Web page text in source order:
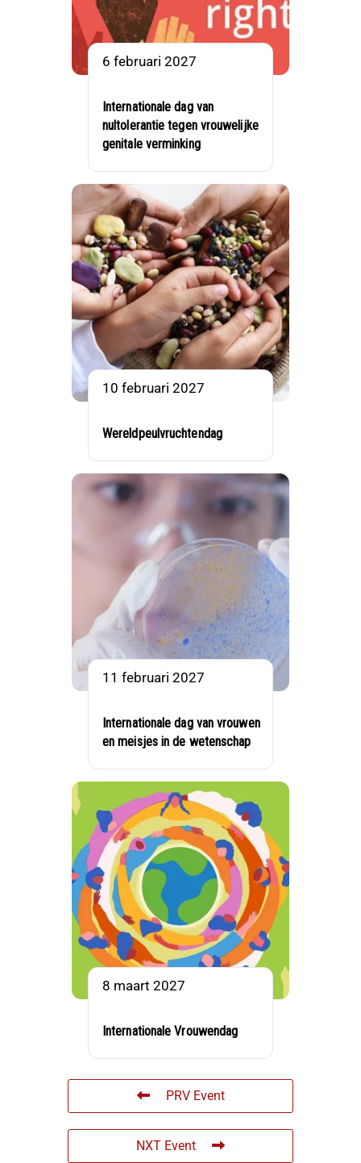
6 februari 2027
Internationale dag van
nultolerantie tegen vrouwelijke
genitale verminking
10 februari 2027
Wereldpeulvruchtendag
11 februari 2027
Internationale dag van vrouwen
en meisjes in de wetenschap
8 maart 2027
Internationale Vrouwendag
PRV Event
NXT Event